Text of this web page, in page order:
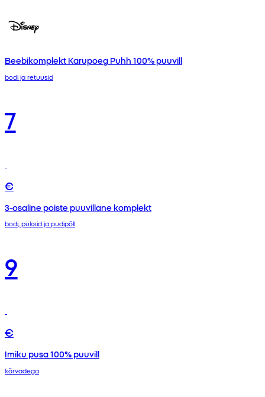
Beebikomplekt Karupoeg Puhh 100% puuvill
bodi ja retuusid
7
€
3-osaline poiste puuvillane komplekt
bodi, püksid ja pudipõll
9
€
Imiku pusa 100% puuvill
kõrvadega